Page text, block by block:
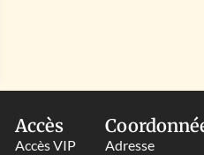
Accès
Accès VIP
Adresse